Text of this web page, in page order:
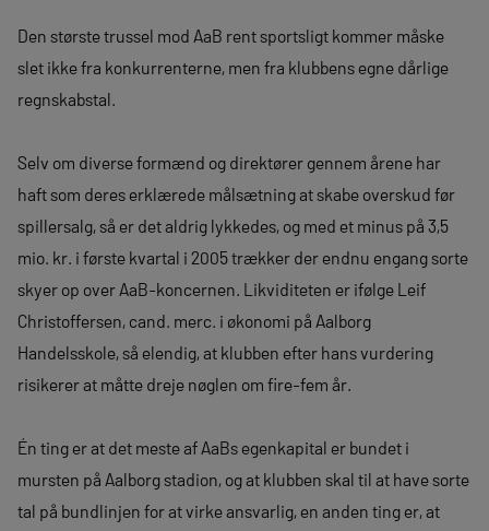
Den største trussel mod AaB rent sportsligt kommer måske
slet ikke fra konkurrenterne, men fra klubbens egne dårlige
regnskabstal.
Selv om diverse formænd og direktører gennem årene har
haft som deres erklærede målsætning at skabe overskud før
spillersalg, så er det aldrig lykkedes, og med et minus på 3,5
mio. kr. i første kvartal i 2005 trækker der endnu engang sorte
skyer op over AaB-koncernen. Likviditeten er ifølge Leif
Christoffersen, cand. merc. i økonomi på Aalborg
Handelsskole, så elendig, at klubben efter hans vurdering
risikerer at måtte dreje nøglen om fire-fem år.
Én ting er at det meste af AaBs egenkapital er bundet i
mursten på Aalborg stadion, og at klubben skal til at have sorte
tal på bundlinjen for at virke ansvarlig, en anden ting er, at